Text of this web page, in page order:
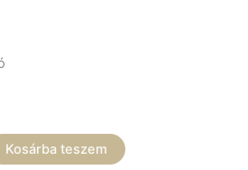
Kosárba teszem